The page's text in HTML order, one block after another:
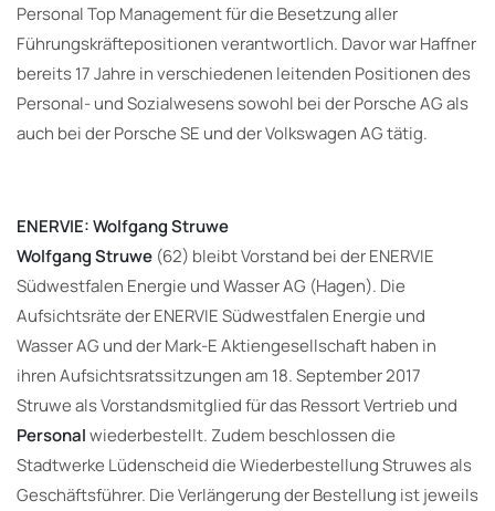
Personal Top Management für die Besetzung aller
Führungskräftepositionen verantwortlich. Davor war Haffner
bereits 17 Jahre in verschiedenen leitenden Positionen des
Personal- und Sozialwesens sowohl bei der Porsche AG als
auch bei der Porsche SE und der Volkswagen AG tätig.
ENERVIE: Wolfgang Struwe
Wolfgang Struwe (62) bleibt Vorstand bei der ENERVIE
Südwestfalen Energie und Wasser AG (Hagen). Die
Aufsichtsräte der ENERVIE Südwestfalen Energie und
Wasser AG und der Mark-E Aktiengesellschaft haben in
ihren Aufsichtsratssitzungen am 18. September 2017
Struwe als Vorstandsmitglied für das Ressort Vertrieb und
Personalwiederbestellt. Zudem beschlossen die
Stadtwerke Lüdenscheid die Wiederbestellung Struwes als
Geschäftsführer. Die Verlängerung der Bestellung ist jeweils